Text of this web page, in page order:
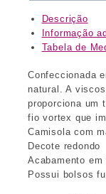
Descrição
Informação
Tabela de
Confeccionada
natural. A
proporciona um
fio vortex que
Camisola com
Decote redondo
Acabamento
Possui bolsos